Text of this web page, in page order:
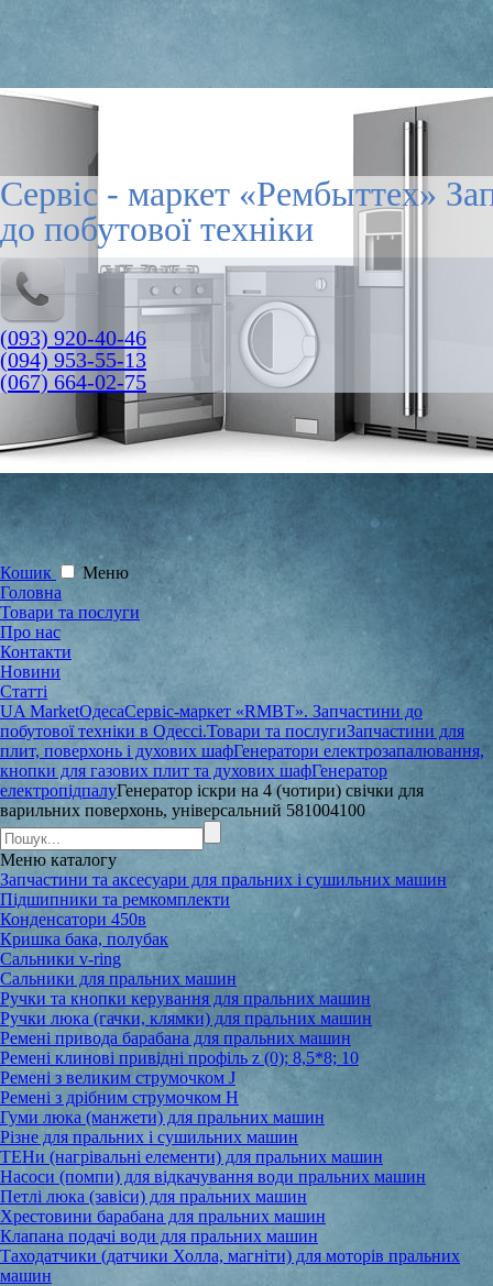
Сервіс - маркет «Рембыттех»
до побутової техніки
(093) 920-40-46
(094) 953-55-13
(067) 664-02-75
Кошик
Меню
Головна
Товари та послуги
Про нас
Контакти
Новини
Статті
UA MarketОдесаСервіс-маркет «RMBT». Запчастини до
побутової техніки в Одессі.Товари та послугиЗапчастини для
плит, поверхонь і духових шафГенератори електрозапалювання,
кнопки для газових плит та духових шафГенератор
електропідпалуГенератор іскри на 4 (чотири) свічки для
варильних поверхонь, універсальний 581004100
Меню каталогу
Запчастини та аксесуари для пральних і сушильних машин
Підшипники та ремкомплекти
Конденсатори 450в
Кришка бака, полубак
Сальники v-ring
Сальники для пральних машин
Ручки та кнопки керування для пральних машин
Ручки люка (гачки, клямки) для пральних машин
Ремені привода барабана для пральних машин
Ремені клинові привідні профіль z (0); 8,5*8; 10
Ремені з великим струмочком J
Ремені з дрібним струмочком Н
Гуми люка (манжети) для пральних машин
Різне для пральних і сушильних машин
ТЕНи (нагрівальні елементи) для пральних машин
Насоси (помпи) для відкачування води пральних машин
Петлі люка (завіси) для пральних машин
Хрестовини барабана для пральних машин
Клапана подачі води для пральних машин
Таходатчики (датчики Холла, магніти) для моторів пральних
машин